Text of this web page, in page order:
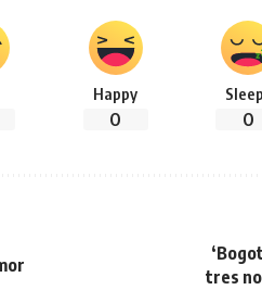
Happy
0 0
tres